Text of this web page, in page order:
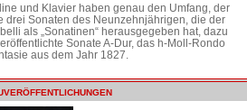
und Klavier haben genau den Umfang, der
drei Sonaten des Neunzehnjährigen, die der
als „Sonatinen“ herausgegeben hat, dazu
Sonate A-Dur, das h-Moll-Rondo
aus dem Jahr 1827.